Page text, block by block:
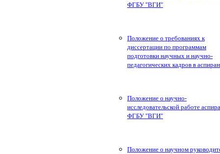
ФГБУ "ВГИ"
Положение о требованиях к
диссертации по программам
подготовки научных и научно-
педагогических кадров в
Положение о научно-
исследовательской работе
ФГБУ "ВГИ"
Положение о научном